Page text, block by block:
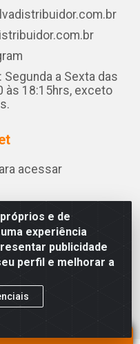
e de
experiência
publicidade
perfil e melhorar a
a Sexta das
às 18:15hrs, exceto
acessar
de Souza Leite, 265 -
AL - CEP 57.442-000 -
0001-06